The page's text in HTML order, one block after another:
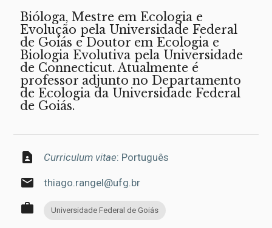
Bióloga, Mestre em Ecologia e
Evolução pela Universidade Federal
de Goiás e Doutor em Ecologia e
Biologia Evolutiva pela Universidade
de Connecticut. Atualmente é
professor adjunto no Departamento
de Ecologia da Universidade Federal
de Goiás.
contact_page Curriculum vitae: Português
email thiago.rangel@ufg.br
work Universidade Federal de Goiás